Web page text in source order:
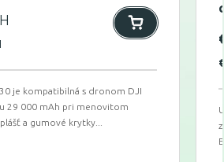
je kompatibilná s dronom DJI
29 000 mAh pri menovitom
a gumové krytky...